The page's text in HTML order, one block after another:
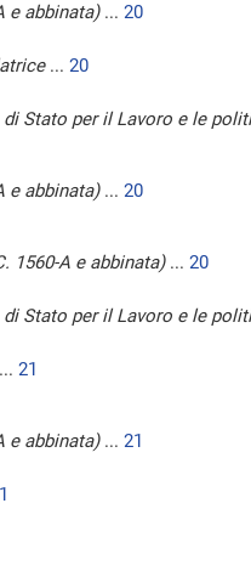
e abbinata)... 20
... 20
Stato per il Lavoro e le
e abbinata)... 20
1560-A e abbinata)... 20
Stato per il Lavoro e le
21
e abbinata)... 21